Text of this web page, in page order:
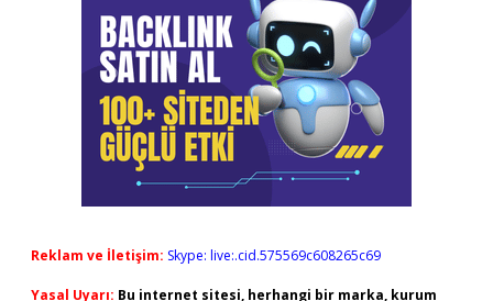
Reklam ve İletişim: Skype: live:.cid.575569c608265c69
Yasal Uyarı: Bu internet sitesi, herhangi bir marka, kurum